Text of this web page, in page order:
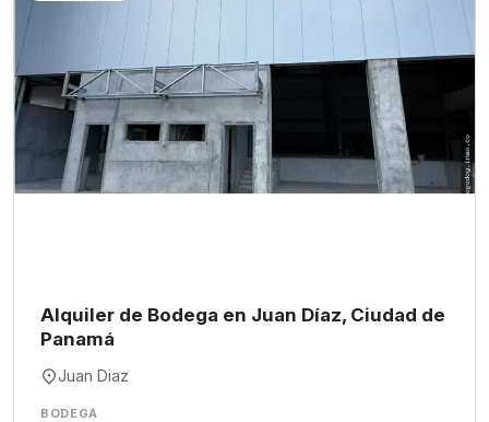
Alquiler de Bodega en Juan Díaz, Ciudad de
Panamá
Juan Diaz
BODEGA